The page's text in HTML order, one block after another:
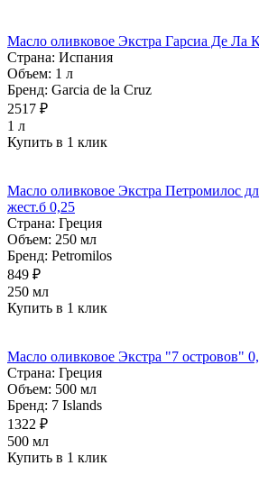
Масло оливковое Экстра Гарсиа Де Ла
Страна: Испания
Объем: 1 л
Бренд: Garcia de la Cruz
2517 ₽
1 л
Купить в 1 клик
Масло оливковое Экстра Петромилос
жест.б 0,25
Страна: Греция
Объем: 250 мл
Бренд: Petromilos
849 ₽
250 мл
Купить в 1 клик
Масло оливковое Экстра "7 островов"
Страна: Греция
Объем: 500 мл
Бренд: 7 Islands
1322 ₽
500 мл
Купить в 1 клик